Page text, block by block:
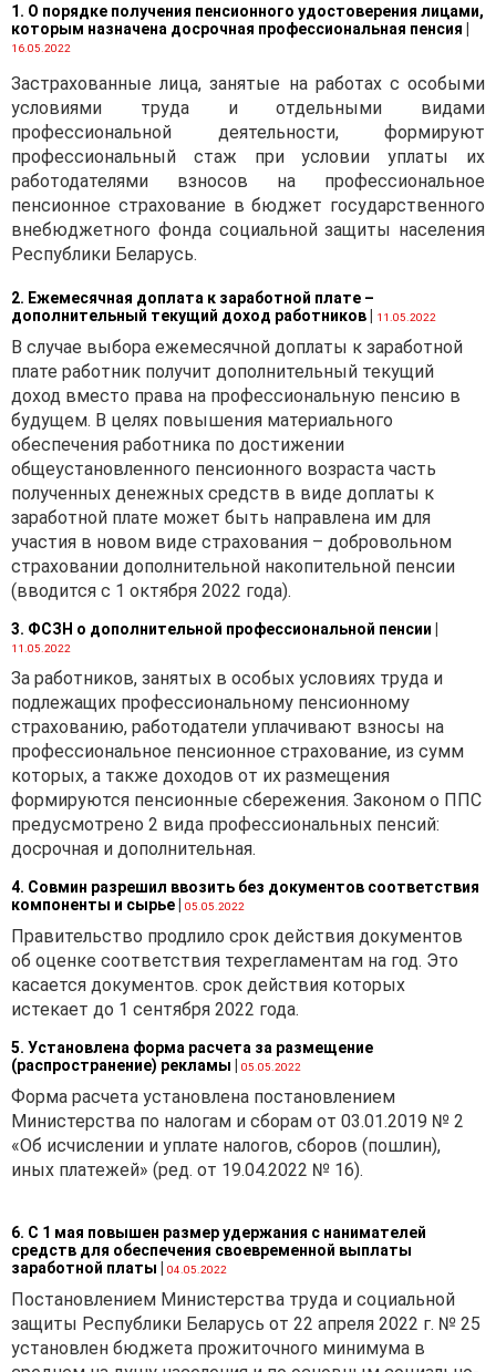
1. О порядке получения пенсионного удостоверения лицами,
которым назначена досрочная профессиональная пенсия |
16.05.2022
Застрахованные лица, занятые на работах с особыми
условиями труда и отдельными видами
профессиональной деятельности, формируют
профессиональный стаж при условии уплаты их
работодателями взносов на профессиональное
пенсионное страхование в бюджет государственного
внебюджетного фонда социальной защиты населения
Республики Беларусь.
2. Ежемесячная доплата к заработной плате –
дополнительный текущий доход работников| 11.05.2022
В случае выбора ежемесячной доплаты к заработной
плате работник получит дополнительный текущий
доход вместо права на профессиональную пенсию в
будущем. В целях повышения материального
обеспечения работника по достижении
общеустановленного пенсионного возраста часть
полученных денежных средств в виде доплаты к
заработной плате может быть направлена им для
участия в новом виде страхования – добровольном
страховании дополнительной накопительной пенсии
(вводится с 1 октября 2022 года).
3. ФСЗН о дополнительной профессиональной пенсии |
11.05.2022
За работников, занятых в особых условиях труда и
подлежащих профессиональному пенсионному
страхованию, работодатели уплачивают взносы на
профессиональное пенсионное страхование, из сумм
которых, а также доходов от их размещения
формируются пенсионные сбережения. Законом о ППС
предусмотрено 2 вида профессиональных пенсий:
досрочная и дополнительная.
4. Совмин разрешил ввозить без документов соответствия
компоненты и сырье| 05.05.2022
Правительство продлило срок действия документов
об оценке соответствия техрегламентам на год. Это
касается документов. срок действия которых
истекает до 1 сентября 2022 года.
5. Установлена форма расчета за размещение
(распространение) рекламы | 05.05.2022
Форма расчета установлена постановлением
Министерства по налогам и сборам от 03.01.2019 № 2
«Об исчислении и уплате налогов, сборов (пошлин),
иных платежей» (ред. от 19.04.2022 № 16).
6. С 1 мая повышен размер удержания с нанимателей
средств для обеспечения своевременной выплаты
заработной платы | 04.05.2022
Постановлением Министерства труда и социальной
защиты Республики Беларусь от 22 апреля 2022 г. № 25
установлен бюджета прожиточного минимума в